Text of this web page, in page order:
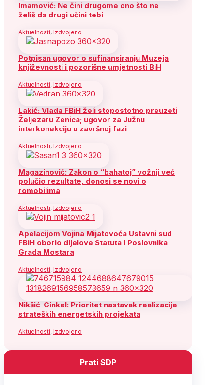
Imamović: Ne čini drugome ono što ne
želiš da drugi učini tebi
Aktuelnosti, Izdvojeno
Potpisan ugovor o sufinansiranju Muzeja
književnosti i pozorišne umjetnosti BiH
Aktuelnosti, Izdvojeno
Lakić: Vlada FBiH želi stopostotno preuzeti
Željezaru Zenica; ugovor za Južnu
interkonekciju u završnoj fazi
Aktuelnosti, Izdvojeno
Magazinović: Zakon o “bahatoj” vožnji već
polučio rezultate, donosi se novi o
romobilima
Aktuelnosti, Izdvojeno
Apelacijom Vojina Mijatovoća Ustavni sud
FBiH oborio dijelove Statuta i Poslovnika
Grada Mostara
Aktuelnosti, Izdvojeno
Nikšić-Ginkel: Prioritet nastavak realizacije
strateških energetskih projekata
Aktuelnosti, Izdvojeno
Prati SDP